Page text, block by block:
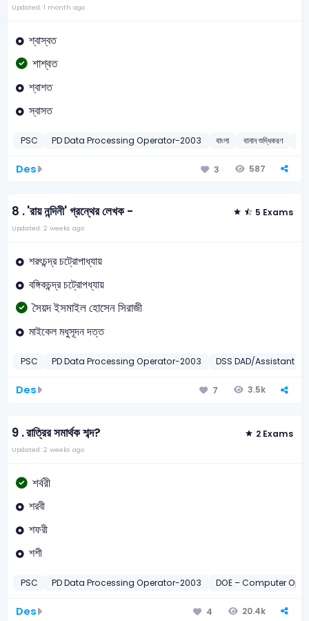
Updated: 1 month ago
শ্বাস্বত
শাশ্বত
শ্বাশত
স্বাসত
PSC PD Data Processing Operator-2003 বাংলা বানান শুদ্ধিকরণ
Des 3 587
8 .'রায় নন্দিনী' গ্রন্থের লেখক - 5 Exams
Updated: 2 weeks ago
শরৎচন্দ্র চট্রোপাধ্যায়
বঙ্গিকচন্দ্র চট্রোপধ্যায়
সৈয়দ ইসমাইল হোসেন সিরাজী
মাইকেল মধুসূদন দত্ত
PSC PD Data Processing Operator-2003 DSS DAD/Assistant
Des 7 3.5k
9 .রাত্রির সমার্থক শব্দ? 2 Exams
Updated: 2 weeks ago
শর্বরী
শরবী
শফরী
শশী
PSC PD Data Processing Operator-2003 DOE – Computer
Des 4 20.4k